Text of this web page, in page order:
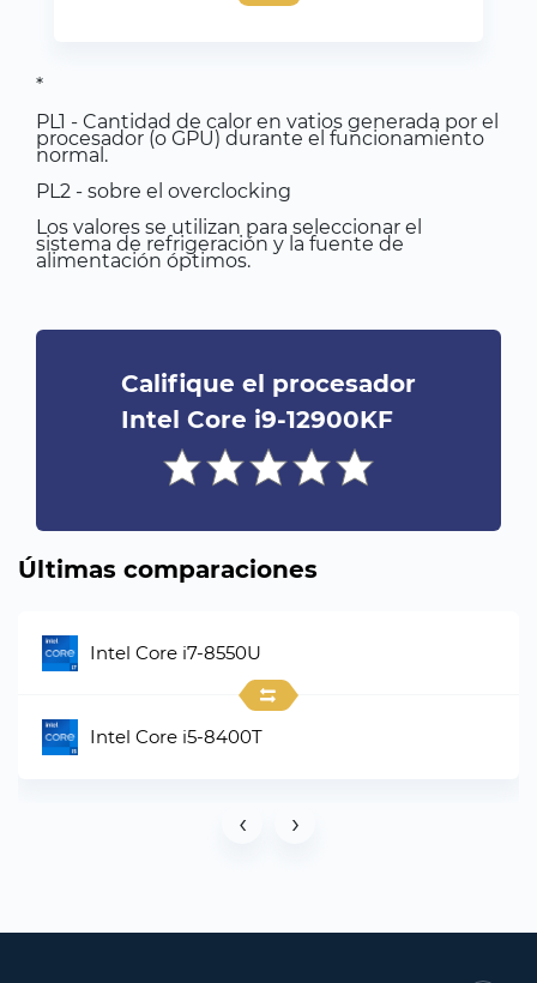
*
PL1 - Cantidad de calor en vatios generada por el
procesador (o GPU) durante el funcionamiento
normal.
PL2 - sobre el overclocking
Los valores se utilizan para seleccionar el
sistema de refrigeración y la fuente de
alimentación óptimos.
Califique el procesador
Intel Core i9-12900KF
Últimas comparaciones
Intel Core i7-8550U
Intel Core i5-8400T
‹ ›